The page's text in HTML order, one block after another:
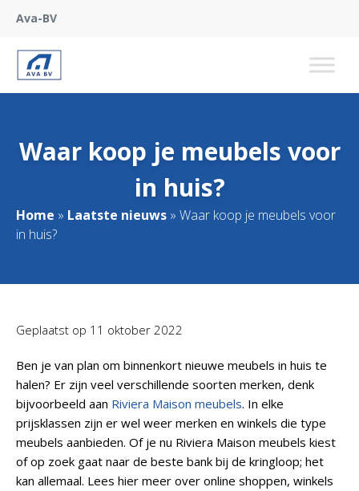
Ava-BV
Waar koop je meubels voor
in huis?
Home » Laatste nieuws » Waar koop je meubels voor
in huis?
Geplaatst op 11 oktober 2022
Ben je van plan om binnenkort nieuwe meubels in huis te
halen? Er zijn veel verschillende soorten merken, denk
bijvoorbeeld aan Riviera Maison meubels. In elke
prijsklassen zijn er wel weer merken en winkels die type
meubels aanbieden. Of je nu Riviera Maison meubels kiest
of op zoek gaat naar de beste bank bij de kringloop; het
kan allemaal. Lees hier meer over online shoppen, winkels